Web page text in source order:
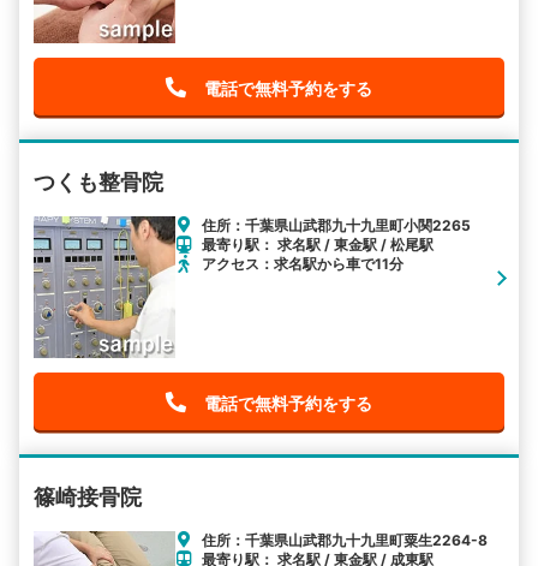
電話で無料予約をする
つくも整骨院
住所：千葉県山武郡九十九里町小関2265
最寄り駅： 求名駅 / 東金駅 / 松尾駅
アクセス：求名駅から車で11分
電話で無料予約をする
篠崎接骨院
住所：千葉県山武郡九十九里町粟生2264-8
最寄り駅： 求名駅 / 東金駅 / 成東駅